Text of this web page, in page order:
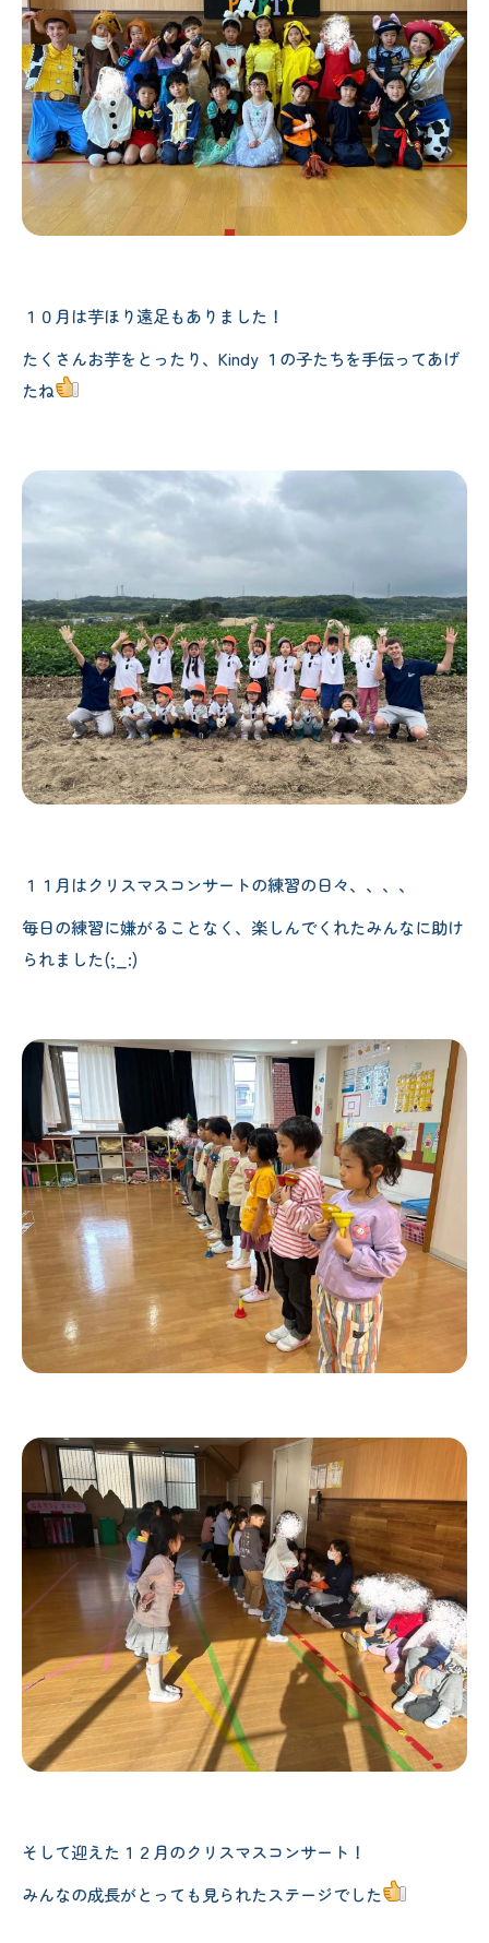
１０月は芋ほり遠足もありました！
たくさんお芋をとったり、Kindy １の子たちを手伝ってあげ
たね
１１月はクリスマスコンサートの練習の日々、、、、
毎日の練習に嫌がることなく、楽しんでくれたみんなに助け
られました(;_:)
そして迎えた１２月のクリスマスコンサート！
みんなの成長がとっても見られたステージでした